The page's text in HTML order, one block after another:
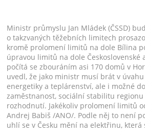
Ministr průmyslu Jan Mládek (ČSSD)
o takzvaných těžebních limitech
kromě prolomení limitů na dole Bílina
úpravou limitů na dole Československé
počítá se zbouráním asi 170 domů v
uvedl, že jako ministr musí brát v
energetiky a teplárenství, ale i možné
zaměstnanost, sociální stabilitu
rozhodnutí. Jakékoliv prolomení limitů
Andrej Babiš /ANO/. Podle něj to není
uhlí se v Česku mění na elektřinu, která